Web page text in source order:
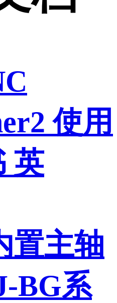
使用
英
置主轴
BG系